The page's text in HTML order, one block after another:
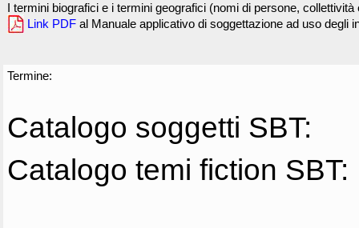
I termini biografici e i termini geografici (nomi di persone,
Link PDF al Manuale applicativo di soggettazione ad uso degli
Termine:
Catalogo soggetti SBT:
Catalogo temi fiction SBT: